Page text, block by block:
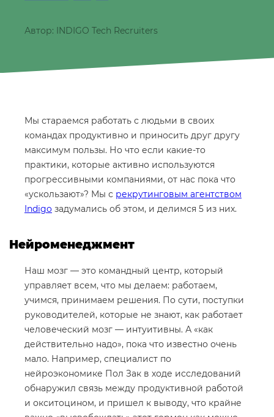
Автор: INDIGO Tech Recruiters
Мы стараемся работать с людьми в своих
командах продуктивно и приносить друг другу
максимум пользы. Но что если какие-то
практики, которые активно используются
прогрессивными компаниями, от нас пока что
«ускользают»? Мы с рекрутинговым агентством
Indigo задумались об этом, и делимся 5 из них.
Нейроменеджмент
Наш мозг — это командный центр, который
управляет всем, что мы делаем: работаем,
учимся, принимаем решения. По сути, поступки
руководителей, которые не знают, как работает
человеческий мозг — интуитивны. А «как
действительно надо», пока что известно очень
мало. Например, специалист по
нейроэкономике Пол Зак в ходе исследований
обнаружил связь между продуктивной работой
и окситоцином, и пришел к выводу, что крайне